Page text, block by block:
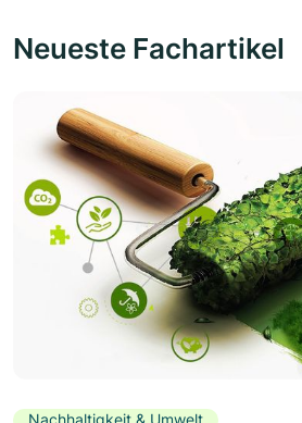
Neueste Fachartikel